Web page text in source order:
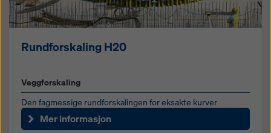
Rundforskaling H20
Veggforskaling
Den fagmessige rundforskalingen for eksakte kurver
Mer informasjon